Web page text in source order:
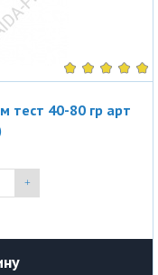
тест 40-80 гр арт